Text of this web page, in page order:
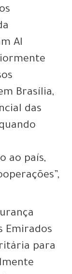
Al
Brasília,
das
ao país,
Emirados
para